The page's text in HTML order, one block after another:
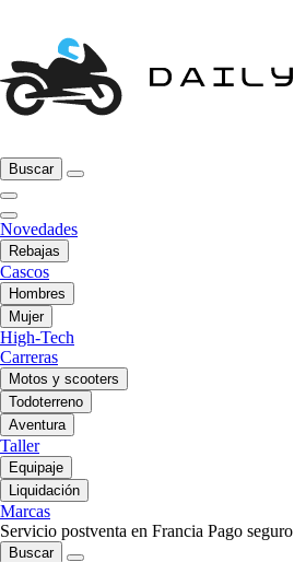
Buscar
Novedades
Rebajas
Cascos
Hombres
Mujer
High-Tech
Carreras
Motos y scooters
Todoterreno
Aventura
Taller
Equipaje
Liquidación
Marcas
Servicio postventa en Francia Pago seguro
Buscar